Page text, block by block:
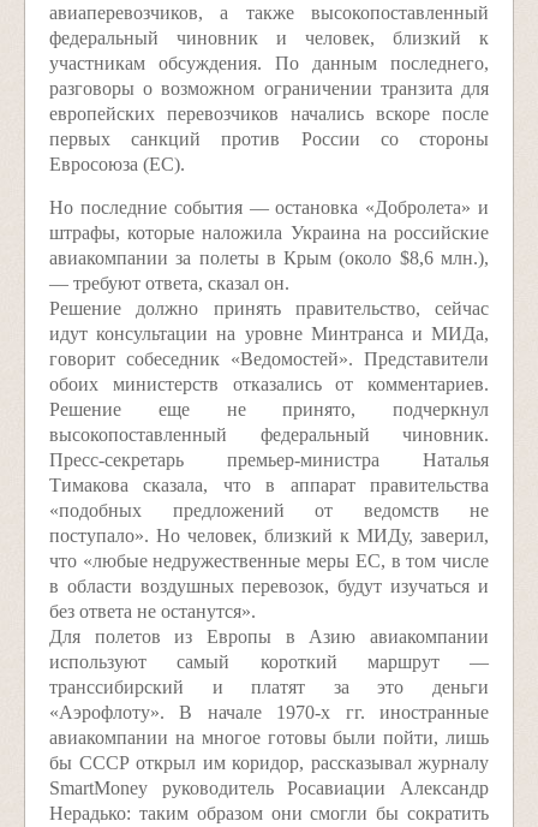
авиаперевозчиков, а также высокопоставленный
федеральный чиновник и человек, близкий к
участникам обсуждения. По данным последнего,
разговоры о возможном ограничении транзита для
европейских перевозчиков начались вскоре после
первых санкций против России со стороны
Евросоюза (ЕС).
Но последние события — остановка «Добролета» и
штрафы, которые наложила Украина на российские
авиакомпании за полеты в Крым (около $8,6 млн.),
— требуют ответа, сказал он.
Решение должно принять правительство, сейчас
идут консультации на уровне Минтранса и МИДа,
говорит собеседник «Ведомостей». Представители
обоих министерств отказались от комментариев.
Решение еще не принято, подчеркнул
высокопоставленный федеральный чиновник.
Пресс-секретарь премьер-министра Наталья
Тимакова сказала, что в аппарат правительства
«подобных предложений от ведомств не
поступало». Но человек, близкий к МИДу, заверил,
что «любые недружественные меры ЕС, в том числе
в области воздушных перевозок, будут изучаться и
без ответа не останутся».
Для полетов из Европы в Азию авиакомпании
используют самый короткий маршрут —
транссибирский и платят за это деньги
«Аэрофлоту». В начале 1970-х гг. иностранные
авиакомпании на многое готовы были пойти, лишь
бы СССР открыл им коридор, рассказывал журналу
SmartMoney руководитель Росавиации Александр
Нерадько: таким образом они смогли бы сократить